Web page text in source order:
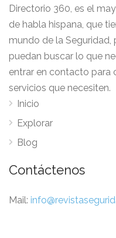
Directorio 360, es el
de habla hispana, que
mundo de la Seguridad,
puedan buscar lo que
entrar en contacto
servicios que necesiten.
Inicio
Explorar
Blog
Contáctenos
Mail: